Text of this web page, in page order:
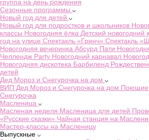
группа на день рождения
Сезонные программы
Новый год для детей
Новый год для подростков и школьников
классы Новогодняя ёлка Детский новогодний
год на улице Спектакль «Гринч» Спектакль
Новогодняя вечеринка Абсурд Пати
Челлендж Party Новогодний карнавал
Новогодняя дискотека Барбиленд
детей
Дед Мороз и Снегурочка на дом
ВИП Дед Мороз и Снегурочка на дом Поющие
Снегурочка
Масленица
Масленая неделя Масленица для детей
«Русские сказки» Чайная станция на
Мастер-классы на Масленицу
Выпускные